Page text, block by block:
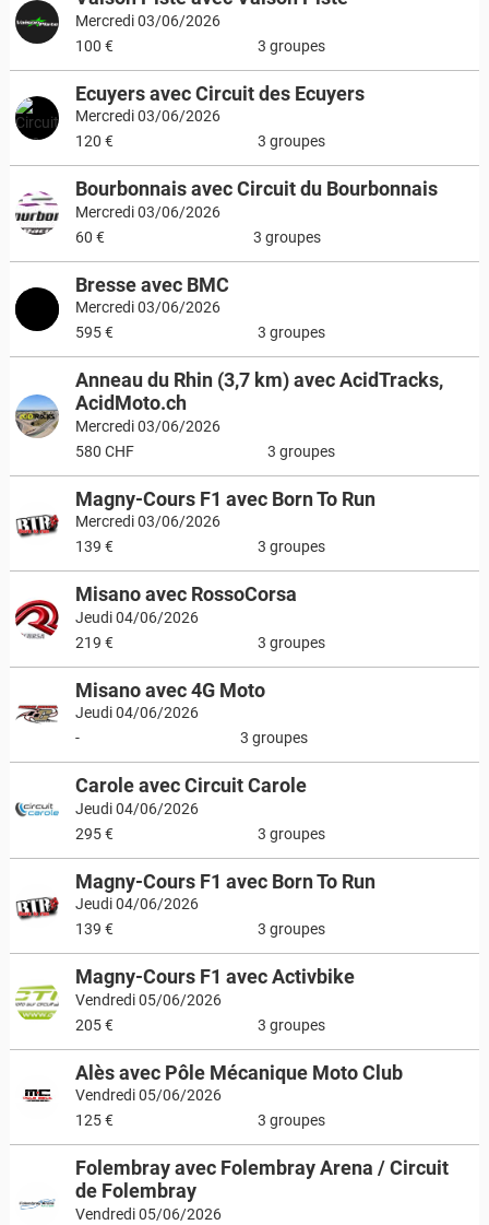
Mercredi 03/06/2026
100 €
3 groupes
Ecuyers avec Circuit des Ecuyers
Mercredi 03/06/2026
120 €
3 groupes
Bourbonnais avec Circuit du Bourbonnais
Mercredi 03/06/2026
60 €
3 groupes
Bresse avec BMC
Mercredi 03/06/2026
595 €
3 groupes
Anneau du Rhin (3,7 km) avec AcidTracks,
AcidMoto.ch
Mercredi 03/06/2026
580 CHF
3 groupes
Magny-Cours F1 avec Born To Run
Mercredi 03/06/2026
139 €
3 groupes
Misano avec RossoCorsa
Jeudi 04/06/2026
219 €
3 groupes
Misano avec 4G Moto
Jeudi 04/06/2026
-
3 groupes
Carole avec Circuit Carole
Jeudi 04/06/2026
295 €
3 groupes
Magny-Cours F1 avec Born To Run
Jeudi 04/06/2026
139 €
3 groupes
Magny-Cours F1 avec Activbike
Vendredi 05/06/2026
205 €
3 groupes
Alès avec Pôle Mécanique Moto Club
Vendredi 05/06/2026
125 €
3 groupes
Folembray avec Folembray Arena / Circuit
de Folembray
Vendredi 05/06/2026